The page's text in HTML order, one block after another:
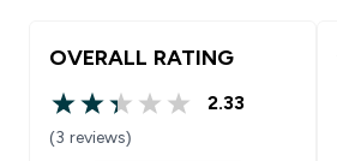
OVERALL RATING
2.33 out of 5 stars
2.33
(3 reviews)